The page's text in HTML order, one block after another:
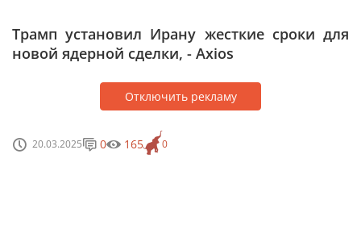
Трамп установил Ирану жесткие сроки для
новой ядерной сделки, - Axios
Отключить рекламу
20.03.2025 0
0 165